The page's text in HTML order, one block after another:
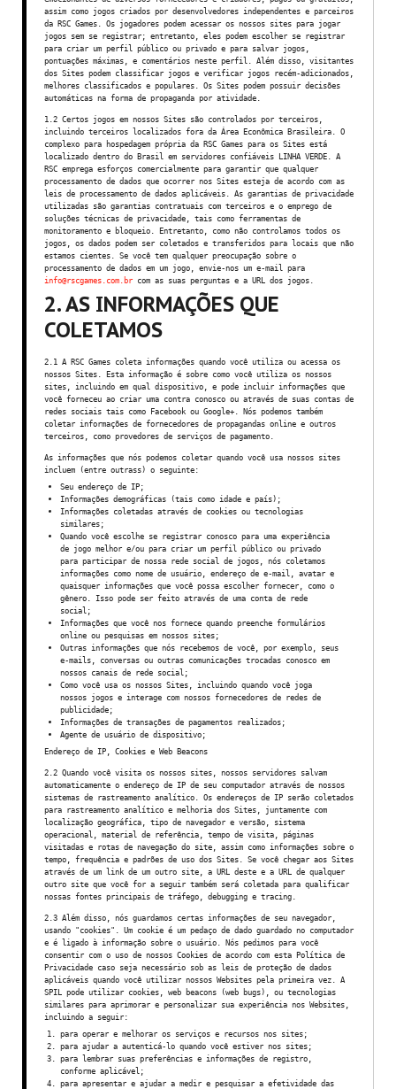
assim como jogos criados por desenvolvedores independentes e parceiros
da RSC Games. Os jogadores podem acessar os nossos sites para jogar
jogos sem se registrar; entretanto, eles podem escolher se registrar
para criar um perfil público ou privado e para salvar jogos,
pontuações máximas, e comentários neste perfil. Além disso, visitantes
dos Sites podem classificar jogos e verificar jogos recém-adicionados,
melhores classificados e populares. Os Sites podem possuir decisões
automáticas na forma de propaganda por atividade.
1.2 Certos jogos em nossos Sites são controlados por terceiros,
incluindo terceiros localizados fora da Área Econômica Brasileira. O
complexo para hospedagem própria da RSC Games para os Sites está
localizado dentro do Brasil em servidores confiáveis LINHA VERDE. A
RSC emprega esforços comercialmente para garantir que qualquer
processamento de dados que ocorrer nos Sites esteja de acordo com as
leis de processamento de dados aplicáveis. As garantias de privacidade
utilizadas são garantias contratuais com terceiros e o emprego de
soluções técnicas de privacidade, tais como ferramentas de
monitoramento e bloqueio. Entretanto, como não controlamos todos os
jogos, os dados podem ser coletados e transferidos para locais que não
estamos cientes. Se você tem qualquer preocupação sobre o
processamento de dados em um jogo, envie-nos um e-mail para
info@rscgames.com.br com as suas perguntas e a URL dos jogos.
2. AS INFORMAÇÕES QUE
COLETAMOS
2.1 A RSC Games coleta informações quando você utiliza ou acessa os
nossos Sites. Esta informação é sobre como você utiliza os nossos
sites, incluindo em qual dispositivo, e pode incluir informações que
você forneceu ao criar uma contra conosco ou através de suas contas de
redes sociais tais como Facebook ou Google+. Nós podemos também
coletar informações de fornecedores de propagandas online e outros
terceiros, como provedores de serviços de pagamento.
As informações que nós podemos coletar quando você usa nossos sites
incluem (entre outrass) o seguinte:
Seu endereço de IP;
Informações demográficas (tais como idade e país);
Informações coletadas através de cookies ou tecnologias
similares;
Quando você escolhe se registrar conosco para uma experiência
de jogo melhor e/ou para criar um perfil público ou privado
para participar de nossa rede social de jogos, nós coletamos
informações como nome de usuário, endereço de e-mail, avatar e
quaisquer informações que você possa escolher fornecer, como o
gênero. Isso pode ser feito através de uma conta de rede
social;
Informações que você nos fornece quando preenche formulários
online ou pesquisas em nossos sites;
Outras informações que nós recebemos de você, por exemplo, seus
e-mails, conversas ou outras comunicações trocadas conosco em
nossos canais de rede social;
Como você usa os nossos Sites, incluindo quando você joga
nossos jogos e interage com nossos fornecedores de redes de
publicidade;
Informações de transações de pagamentos realizados;
Agente de usuário de dispositivo;
Endereço de IP, Cookies e Web Beacons
2.2 Quando você visita os nossos sites, nossos servidores salvam
automaticamente o endereço de IP de seu computador através de nossos
sistemas de rastreamento analítico. Os endereços de IP serão coletados
para rastreamento analítico e melhoria dos Sites, juntamente com
localização geográfica, tipo de navegador e versão, sistema
operacional, material de referência, tempo de visita, páginas
visitadas e rotas de navegação do site, assim como informações sobre o
tempo, frequência e padrões de uso dos Sites. Se você chegar aos Sites
através de um link de um outro site, a URL deste e a URL de qualquer
outro site que você for a seguir também será coletada para qualificar
nossas fontes principais de tráfego, debugging e tracing.
2.3 Além disso, nós guardamos certas informações de seu navegador,
usando "cookies". Um cookie é um pedaço de dado guardado no computador
e é ligado à informação sobre o usuário. Nós pedimos para você
consentir com o uso de nossos Cookies de acordo com esta Política de
Privacidade caso seja necessário sob as leis de proteção de dados
aplicáveis quando você utilizar nossos Websites pela primeira vez. A
SPIL pode utilizar cookies, web beacons (web bugs), ou tecnologias
similares para aprimorar e personalizar sua experiência nos Websites,
incluindo a seguir:
para operar e melhorar os serviços e recursos nos sites;
para ajudar a autenticá-lo quando você estiver nos sites;
para lembrar suas preferências e informações de registro,
conforme aplicável;
para apresentar e ajudar a medir e pesquisar a efetividade das